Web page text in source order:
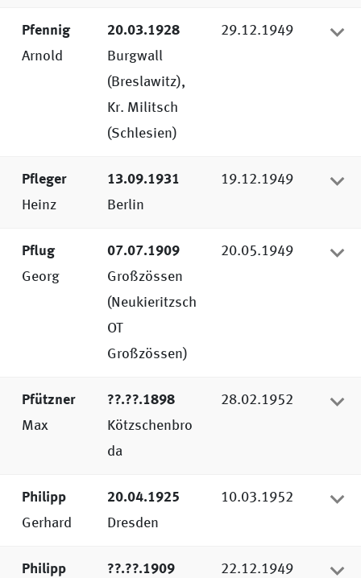
Pfennig
Arnold
20.03.1928
Burgwall
(Breslawitz),
Kr. Militsch
(Schlesien)
29.12.1949
Pfleger
Heinz
13.09.1931
Berlin
19.12.1949
Pflug
Georg
07.07.1909
Großzössen
(Neukieritzsch
OT
Großzössen)
20.05.1949
Pfützner
Max
??.??.1898
Kötzschenbro
da
28.02.1952
Philipp
Gerhard
20.04.1925
Dresden
10.03.1952
Philipp
??.??.1909
22.12.1949